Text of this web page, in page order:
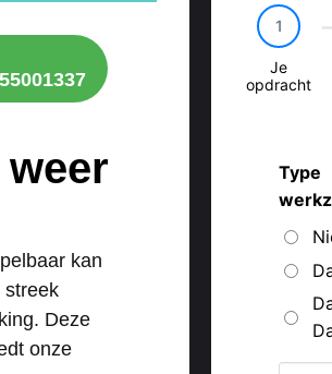
kan
streek
Deze
onze